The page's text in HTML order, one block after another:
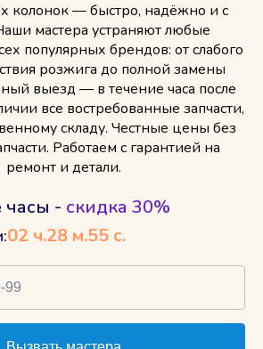
колонок — быстро, надёжно и с
мастера устраняют любые
популярных брендов: от слабого
розжига до полной замены
выезд — в течение часа после
все востребованные запчасти,
складу. Честные цены без
Работаем с гарантией на
ремонт и детали.
часы - скидка 30%
02 ч.28 м.54 с.